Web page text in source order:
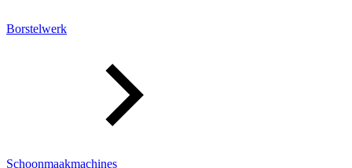
Borstelwerk
Schoonmaakmachines